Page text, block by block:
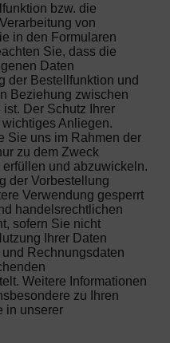
bzw. die
von
in den Formularen
Sie, dass die
Daten
der Bestellfunktion und
Beziehung zwischen
ist. Der Schutz Ihrer
Anliegen.
Sie uns im Rahmen der
zu dem Zweck
und abzuwickeln.
der Vorbestellung
Verwendung gesperrt
handelsrechtlichen
sofern Sie nicht
Ihrer Daten
Rechnungsdaten
Weitere Informationen
zu Ihren
in unserer